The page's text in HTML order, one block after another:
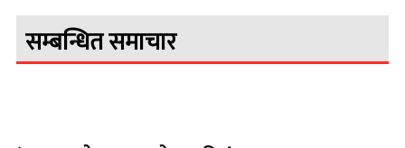
सम्बन्धित समाचार